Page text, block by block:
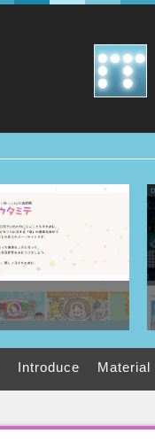
Introduce Material